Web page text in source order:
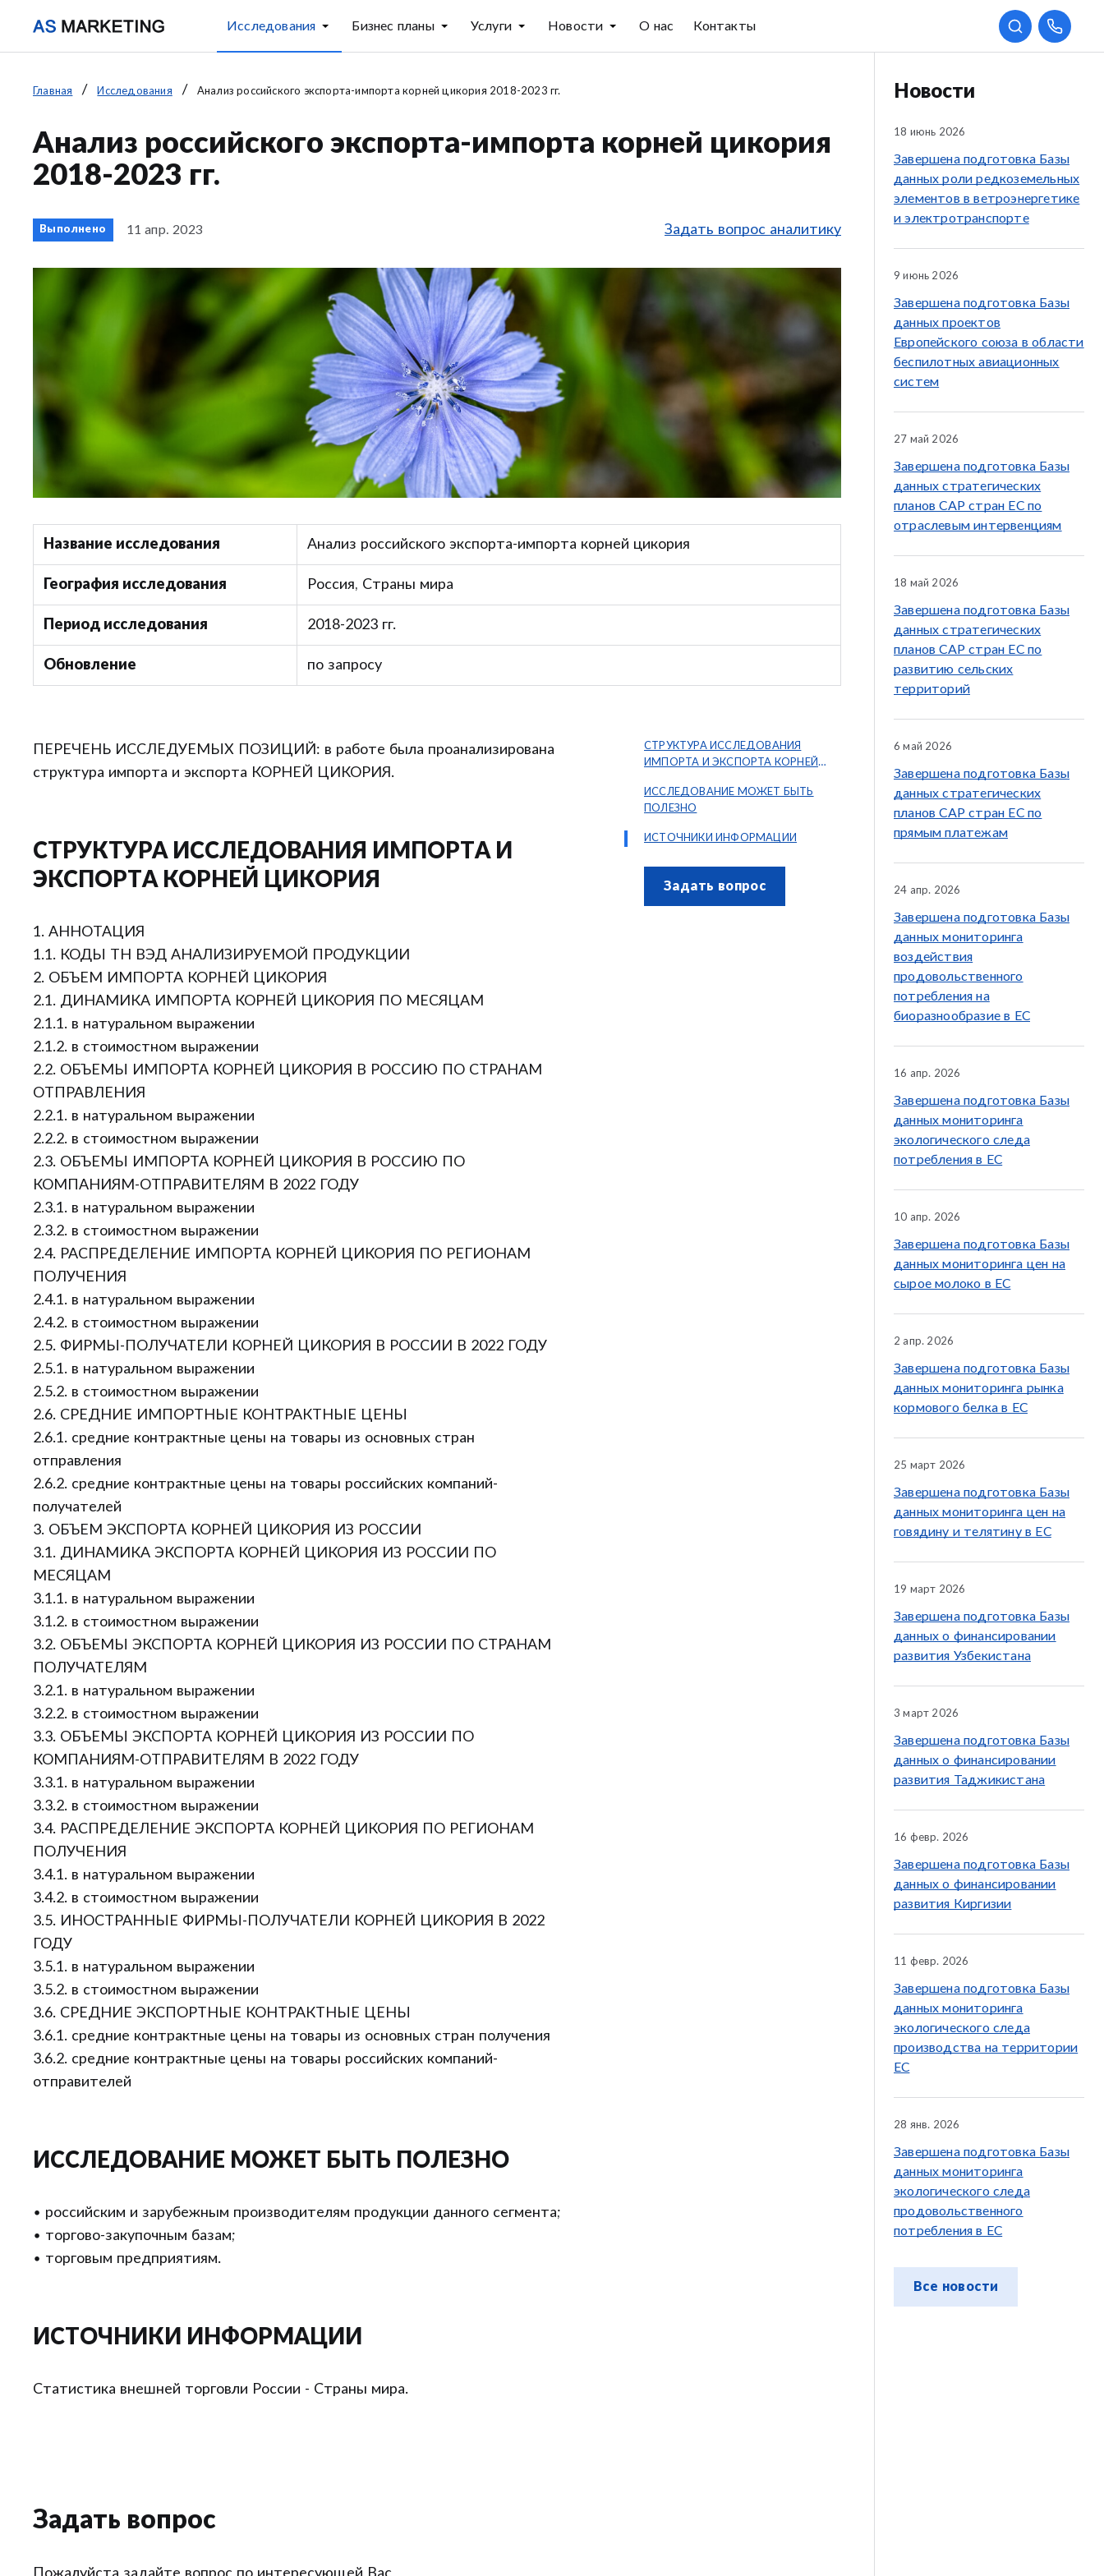
Исследования Бизнес планы Услуги Новости О нас Контакты
Главная Исследования Анализ российского экспорта-импорта корней цикория 2018-2023 гг.
Анализ российского экспорта-импорта корней цикория
2018-2023 гг.
Выполнено 11 апр. 2023 Задать вопрос аналитику
Название исследования Анализ российского экспорта-импорта корней цикория
География исследования Россия, Страны мира
Период исследования 2018-2023 гг.
Обновление по запросу
СТРУКТУРА ИССЛЕДОВАНИЯ
ИМПОРТА И ЭКСПОРТА КОРНЕЙ
ИССЛЕДОВАНИЕ МОЖЕТ БЫТЬ
ПОЛЕЗНО
ИСТОЧНИКИ ИНФОРМАЦИИ
Задать вопрос
ПЕРЕЧЕНЬ ИССЛЕДУЕМЫХ ПОЗИЦИЙ: в работе была проанализирована
структура импорта и экспорта КОРНЕЙ ЦИКОРИЯ.
СТРУКТУРА ИССЛЕДОВАНИЯ ИМПОРТА И
ЭКСПОРТА КОРНЕЙ ЦИКОРИЯ
1. АННОТАЦИЯ
1.1. КОДЫ ТН ВЭД АНАЛИЗИРУЕМОЙ ПРОДУКЦИИ
2. ОБЪЕМ ИМПОРТА КОРНЕЙ ЦИКОРИЯ
2.1. ДИНАМИКА ИМПОРТА КОРНЕЙ ЦИКОРИЯ ПО МЕСЯЦАМ
2.1.1. в натуральном выражении
2.1.2. в стоимостном выражении
2.2. ОБЪЕМЫ ИМПОРТА КОРНЕЙ ЦИКОРИЯ В РОССИЮ ПО СТРАНАМ
ОТПРАВЛЕНИЯ
2.2.1. в натуральном выражении
2.2.2. в стоимостном выражении
2.3. ОБЪЕМЫ ИМПОРТА КОРНЕЙ ЦИКОРИЯ В РОССИЮ ПО
КОМПАНИЯМ-ОТПРАВИТЕЛЯМ В 2022 ГОДУ
2.3.1. в натуральном выражении
2.3.2. в стоимостном выражении
2.4. РАСПРЕДЕЛЕНИЕ ИМПОРТА КОРНЕЙ ЦИКОРИЯ ПО РЕГИОНАМ
ПОЛУЧЕНИЯ
2.4.1. в натуральном выражении
2.4.2. в стоимостном выражении
2.5. ФИРМЫ-ПОЛУЧАТЕЛИ КОРНЕЙ ЦИКОРИЯ В РОССИИ В 2022 ГОДУ
2.5.1. в натуральном выражении
2.5.2. в стоимостном выражении
2.6. СРЕДНИЕ ИМПОРТНЫЕ КОНТРАКТНЫЕ ЦЕНЫ
2.6.1. средние контрактные цены на товары из основных стран
отправления
2.6.2. средние контрактные цены на товары российских компаний-
получателей
3. ОБЪЕМ ЭКСПОРТА КОРНЕЙ ЦИКОРИЯ ИЗ РОССИИ
3.1. ДИНАМИКА ЭКСПОРТА КОРНЕЙ ЦИКОРИЯ ИЗ РОССИИ ПО
МЕСЯЦАМ
3.1.1. в натуральном выражении
3.1.2. в стоимостном выражении
3.2. ОБЪЕМЫ ЭКСПОРТА КОРНЕЙ ЦИКОРИЯ ИЗ РОССИИ ПО СТРАНАМ
ПОЛУЧАТЕЛЯМ
3.2.1. в натуральном выражении
3.2.2. в стоимостном выражении
3.3. ОБЪЕМЫ ЭКСПОРТА КОРНЕЙ ЦИКОРИЯ ИЗ РОССИИ ПО
КОМПАНИЯМ-ОТПРАВИТЕЛЯМ В 2022 ГОДУ
3.3.1. в натуральном выражении
3.3.2. в стоимостном выражении
3.4. РАСПРЕДЕЛЕНИЕ ЭКСПОРТА КОРНЕЙ ЦИКОРИЯ ПО РЕГИОНАМ
ПОЛУЧЕНИЯ
3.4.1. в натуральном выражении
3.4.2. в стоимостном выражении
3.5. ИНОСТРАННЫЕ ФИРМЫ-ПОЛУЧАТЕЛИ КОРНЕЙ ЦИКОРИЯ В 2022
ГОДУ
3.5.1. в натуральном выражении
3.5.2. в стоимостном выражении
3.6. СРЕДНИЕ ЭКСПОРТНЫЕ КОНТРАКТНЫЕ ЦЕНЫ
3.6.1. средние контрактные цены на товары из основных стран получения
3.6.2. средние контрактные цены на товары российских компаний-
отправителей
ИССЛЕДОВАНИЕ МОЖЕТ БЫТЬ ПОЛЕЗНО
• российским и зарубежным производителям продукции данного сегмента;
• торгово-закупочным базам;
• торговым предприятиям.
ИСТОЧНИКИ ИНФОРМАЦИИ
Статистика внешней торговли России - Страны мира.
Задать вопрос
Новости
18 июнь 2026
Завершена подготовка Базы
данных роли редкоземельных
элементов в ветроэнергетике
и электротранспорте
9 июнь 2026
Завершена подготовка Базы
данных проектов
Европейского союза в области
беспилотных авиационных
систем
27 май 2026
Завершена подготовка Базы
данных стратегических
планов CAP стран ЕС по
отраслевым интервенциям
18 май 2026
Завершена подготовка Базы
данных стратегических
планов CAP стран ЕС по
развитию сельских
территорий
6 май 2026
Завершена подготовка Базы
данных стратегических
планов CAP стран ЕС по
прямым платежам
24 апр. 2026
Завершена подготовка Базы
данных мониторинга
воздействия
продовольственного
потребления на
биоразнообразие в ЕС
16 апр. 2026
Завершена подготовка Базы
данных мониторинга
экологического следа
потребления в ЕС
10 апр. 2026
Завершена подготовка Базы
данных мониторинга цен на
сырое молоко в ЕС
2 апр. 2026
Завершена подготовка Базы
данных мониторинга рынка
кормового белка в ЕС
25 март 2026
Завершена подготовка Базы
данных мониторинга цен на
говядину и телятину в ЕС
19 март 2026
Завершена подготовка Базы
данных о финансировании
развития Узбекистана
3 март 2026
Завершена подготовка Базы
данных о финансировании
развития Таджикистана
16 февр. 2026
Завершена подготовка Базы
данных о финансировании
развития Киргизии
11 февр. 2026
Завершена подготовка Базы
данных мониторинга
экологического следа
производства на территории
ЕС
28 янв. 2026
Завершена подготовка Базы
данных мониторинга
экологического следа
продовольственного
потребления в ЕС
Все новости